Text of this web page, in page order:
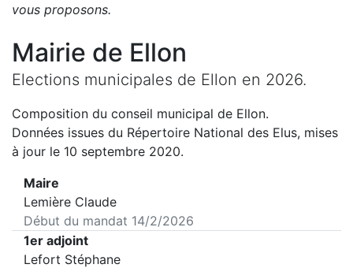
vous proposons.
Mairie de Ellon
Elections municipales de Ellon en 2026.
Composition du conseil municipal de Ellon.
Données issues du Répertoire National des Elus, mises
à jour le 10 septembre 2020.
Maire
Lemière Claude
Début du mandat 14/2/2026
1er adjoint
Lefort Stéphane